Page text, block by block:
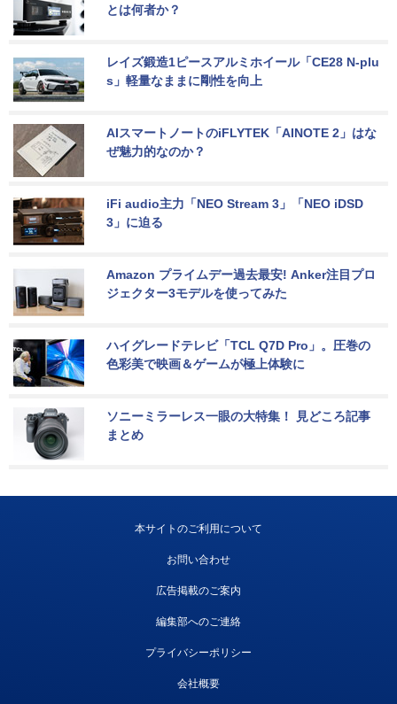
とは何者か？
レイズ鍛造1ピースアルミホイール「CE28 N-plu
s」軽量なままに剛性を向上
AIスマートノートのiFLYTEK「AINOTE 2」はな
ぜ魅力的なのか？
iFi audio主力「NEO Stream 3」「NEO iDSD
3」に迫る
Amazon プライムデー過去最安! Anker注目プロ
ジェクター3モデルを使ってみた
ハイグレードテレビ「TCL Q7D Pro」。圧巻の
色彩美で映画＆ゲームが極上体験に
ソニーミラーレス一眼の大特集！ 見どころ記事
まとめ
本サイトのご利用について
お問い合わせ
広告掲載のご案内
編集部へのご連絡
プライバシーポリシー
会社概要